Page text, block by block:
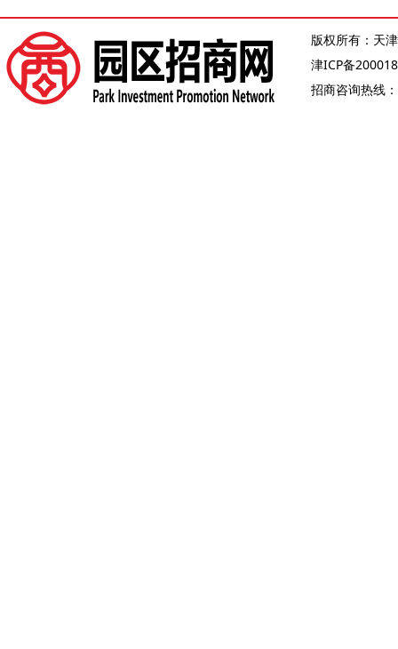
版权所有：天
津ICP备
招商咨询热线：